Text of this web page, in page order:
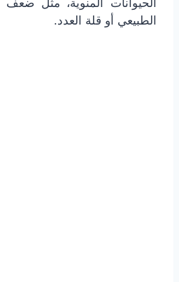
الحيوانات المنوية، مثل
الطبيعي أو قلة العدد.